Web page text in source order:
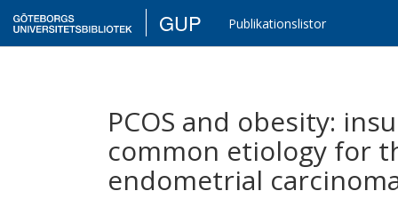
GUP Publikationslistor
PCOS and obesity:
common etiology for
endometrial